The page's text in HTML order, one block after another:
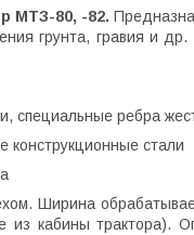
МТЗ-80, -82.
грунта, гравия и
специальные ребра
конструкционные стали
Ширина
из кабины трактора).